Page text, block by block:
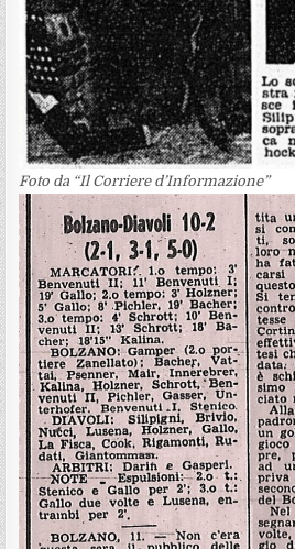
Foto da “Il Corriere d’Informazione”